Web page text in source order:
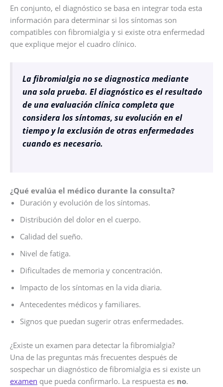
En conjunto, el diagnóstico se basa en integrar toda esta
información para determinar si los síntomas son
compatibles con fibromialgia y si existe otra enfermedad
que explique mejor el cuadro clínico.
La fibromialgia no se diagnostica mediante
una sola prueba. El diagnóstico es el resultado
de una evaluación clínica completa que
considera los síntomas, su evolución en el
tiempo y la exclusión de otras enfermedades
cuando es necesario.
¿Qué evalúa el médico durante la consulta?
Duración y evolución de los síntomas.
Distribución del dolor en el cuerpo.
Calidad del sueño.
Nivel de fatiga.
Dificultades de memoria y concentración.
Impacto de los síntomas en la vida diaria.
Antecedentes médicos y familiares.
Signos que puedan sugerir otras enfermedades.
¿Existe un examen para detectar la fibromialgia?
Una de las preguntas más frecuentes después de
sospechar un diagnóstico de fibromialgia es si existe un
examen que pueda confirmarlo. La respuesta es no.